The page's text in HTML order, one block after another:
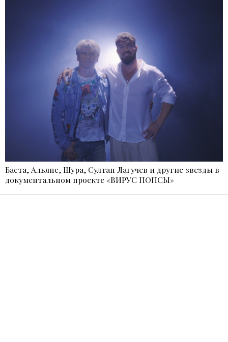
Баста, Альянс, Шура, Султан Лагучев и другие звезды в
документальном проекте «ВИРУС ПОПСЫ»